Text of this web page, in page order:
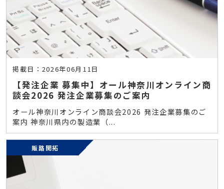
掲載日：2026年06月11日
【発注企業 募集中】オール神奈川オンライン商
談会2026 発注企業募集のご案内
オール神奈川オンライン商談会2026 発注企業募集のご
案内 神奈川県内の製造業（...
販路開拓